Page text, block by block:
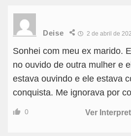
Deise 2 de abril de
Sonhei com meu ex marido.
no ouvido de outra mulher e
estava ouvindo e ele estava
conquista. Me ignorava por
0 Ver